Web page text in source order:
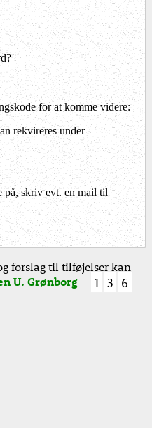
for at komme videre:
rekvireres under
på, skriv evt. en mail til
forslag til tilføjelser kan
U. Grønborg 1 3 6